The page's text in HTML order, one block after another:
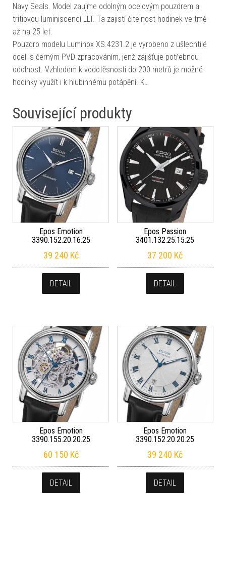
Navy Seals. Model zaujme odolným ocelovým pouzdrem a
tritiovou luminiscencí LLT. Ta zajistí čitelnost hodinek ve tmě
až na 25 let.
Pouzdro modelu Luminox XS.4231.2 je vyrobeno z ušlechtilé
oceli s černým PVD zpracováním, jenž zajišťuje potřebnou
odolnost. Vzhledem k vodotěsnosti do 200 metrů je možné
hodinky využít i k hlubinnému potápění. K…
Související produkty
Epos Emotion
3390.152.20.16.25
39 240 Kč
DETAIL
Epos Passion
3401.132.25.15.25
37 200 Kč
DETAIL
Epos Emotion
3390.155.20.20.25
60 150 Kč
DETAIL
Epos Emotion
3390.152.20.20.25
39 240 Kč
DETAIL